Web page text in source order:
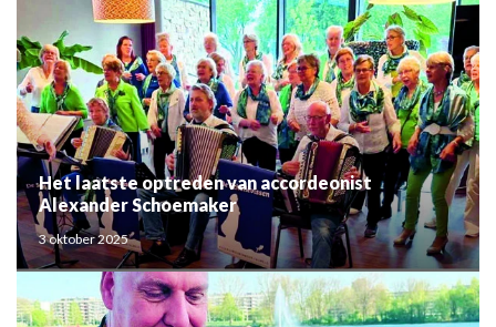
Het laatste optreden van accordeonist
Alexander Schoemaker
3 oktober 2025